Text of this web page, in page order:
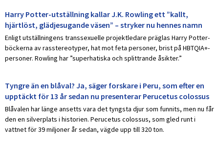
Harry Potter-utställning kallar J.K. Rowling ett ”kallt,
hjärtlöst, glädjesugande väsen” – stryker nu hennes namn
Enligt utställningens transsexuelle projektledare präglas Harry Potter-
böckerna av rasstereotyper, hat mot feta personer, brist på HBTQIA+-
personer. Rowling har ”superhatiska och splittrande åsikter.”
Tyngre än en blåval? Ja, säger forskare i Peru, som efter en
upptäckt för 13 år sedan nu presenterar Perucetus colossus
Blåvalen har länge ansetts vara det tyngsta djur som funnits, men nu får
den en silverplats i historien. Perucetus colossus, som gled runt i
vattnet för 39 miljoner år sedan, vägde upp till 320 ton.